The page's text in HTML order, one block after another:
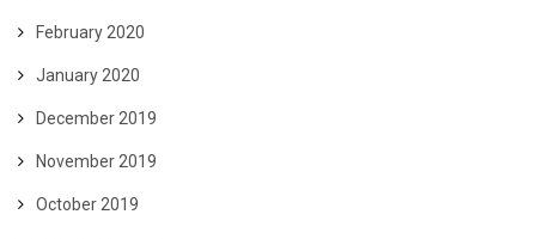
February 2020
January 2020
December 2019
November 2019
October 2019